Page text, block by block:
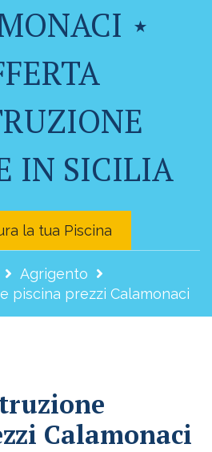
⋆
IN SICILIA
la tua Piscina
Agrigento
piscina prezzi Calamonaci
Calamonaci